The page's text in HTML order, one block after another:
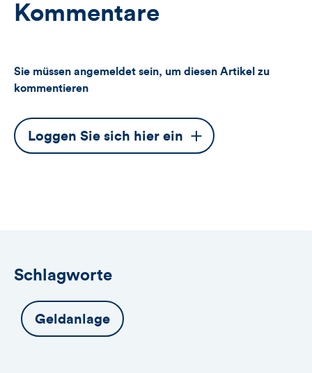
Kommentare
Sie müssen angemeldet sein, um diesen Artikel zu
kommentieren
Dieser
Button
Loggen Sie sich hier ein
Schlagworte
Geldanlage